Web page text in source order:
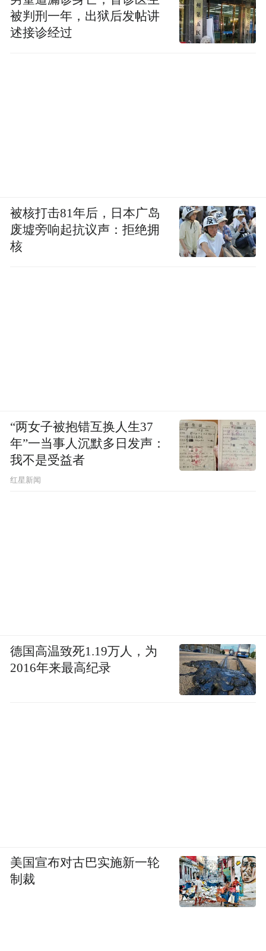
被判刑一年，出狱后发帖讲
述接诊经过
被核打击81年后，日本广岛
废墟旁响起抗议声：拒绝拥
核
“两女子被抱错互换人生37
年”一当事人沉默多日发声：
我不是受益者
红星新闻
德国高温致死1.19万人，为
2016年来最高纪录
美国宣布对古巴实施新一轮
制裁